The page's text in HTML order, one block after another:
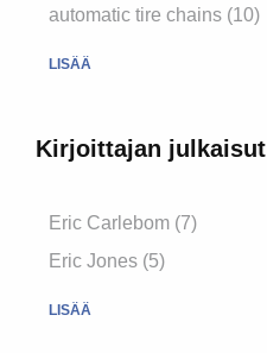
automatic tire chains (10)
LISÄÄ
Kirjoittajan julkaisut
Eric Carlebom (7)
Eric Jones (5)
LISÄÄ